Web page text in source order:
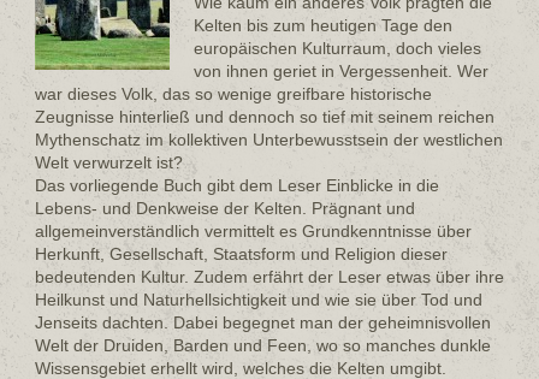
Kelten bis zum heutigen Tage den
europäischen Kulturraum, doch vieles
von ihnen geriet in Vergessenheit. Wer
war dieses Volk, das so wenige greifbare historische
Zeugnisse hinterließ und dennoch so tief mit seinem reichen
Mythenschatz im kollektiven Unterbewusstsein der westlichen
Welt verwurzelt ist?
Das vorliegende Buch gibt dem Leser Einblicke in die
Lebens- und Denkweise der Kelten. Prägnant und
allgemeinverständlich vermittelt es Grundkenntnisse über
Herkunft, Gesellschaft, Staatsform und Religion dieser
bedeutenden Kultur. Zudem erfährt der Leser etwas über ihre
Heilkunst und Naturhellsichtigkeit und wie sie über Tod und
Jenseits dachten. Dabei begegnet man der geheimnisvollen
Welt der Druiden, Barden und Feen, wo so manches dunkle
Wissensgebiet erhellt wird, welches die Kelten umgibt.